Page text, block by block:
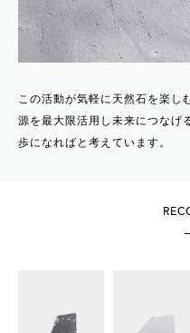
この活動が気軽に天然石を楽し
源を最大限活用し未来につなげ
歩になればと考えています。